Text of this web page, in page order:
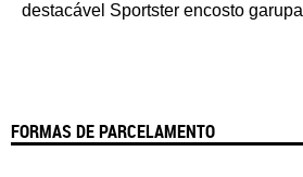
destacável Sportster encosto garupa
FORMAS DE PARCELAMENTO